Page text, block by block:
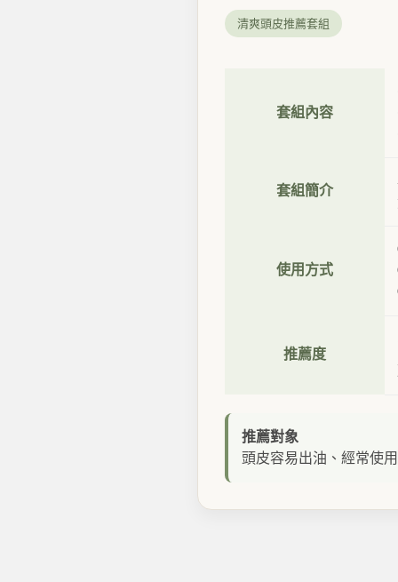
清爽頭皮推薦套組
套組內容
套組簡介
使用方式
推薦度
推薦對象
頭皮容易出油、經常使